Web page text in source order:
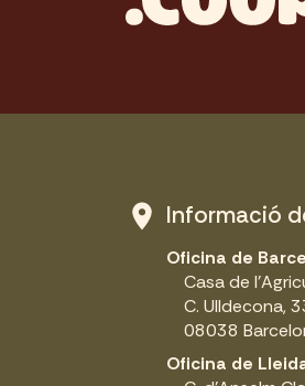
Informació
Oficina de
Casa de
C. Ulldecona,
08038
Oficina de